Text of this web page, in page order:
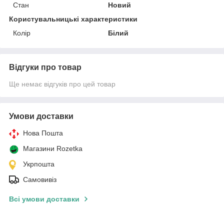
Стан
Новий
Користувальницькі характеристики
Колір
Білий
Відгуки про товар
Ще немає відгуків про цей товар
Умови доставки
Нова Пошта
Магазини Rozetka
Укрпошта
Самовивіз
Всі умови доставки